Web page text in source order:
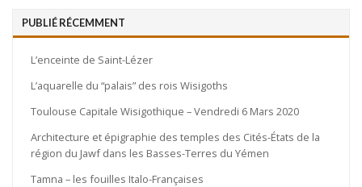
PUBLIÉ RÉCEMMENT
L’enceinte de Saint-Lézer
L’aquarelle du “palais” des rois Wisigoths
Toulouse Capitale Wisigothique – Vendredi 6 Mars 2020
Architecture et épigraphie des temples des Cités-États de la
région du Jawf dans les Basses-Terres du Yémen
Tamna – les fouilles Italo-Françaises